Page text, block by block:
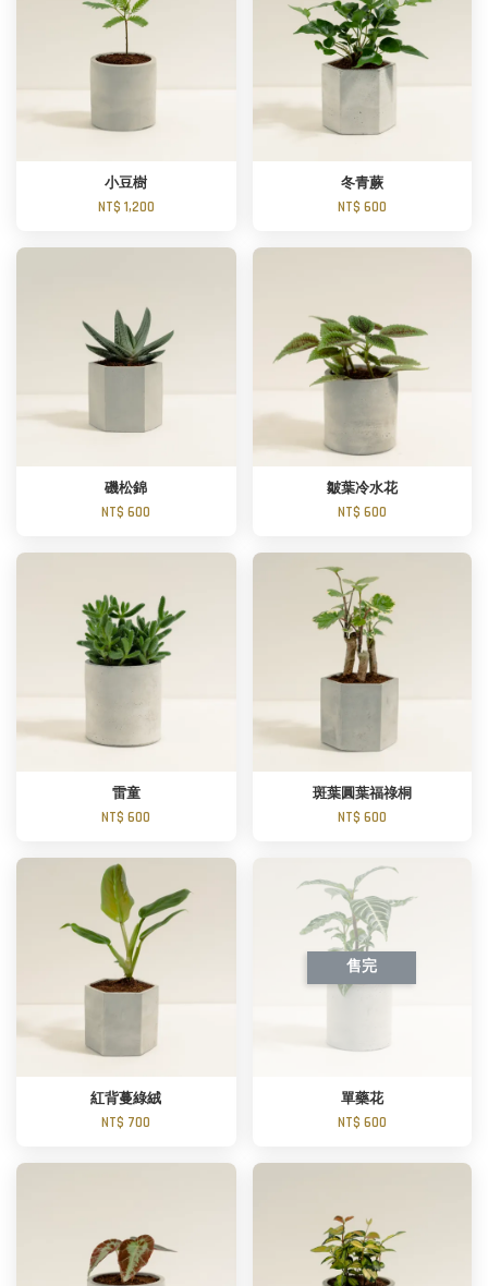
小豆樹
NT$ 1,200
冬青蕨
NT$ 600
磯松錦
NT$ 600
皺葉冷水花
NT$ 600
雷童
NT$ 600
斑葉圓葉福祿桐
NT$ 600
紅背蔓綠絨
NT$ 700
售完
單藥花
NT$ 600